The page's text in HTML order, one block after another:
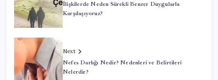
İlişkilerde Neden Sürekli Benzer Duygularla
Karşılaşıyoruz?
Next
Nefes Darlığı Nedir? Nedenleri ve Belirtileri
Nelerdir?